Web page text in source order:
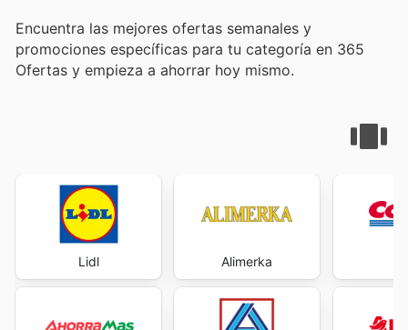
Encuentra las mejores ofertas semanales y
promociones específicas para tu categoría en 365
Ofertas y empieza a ahorrar hoy mismo.
Lidl Alimerka